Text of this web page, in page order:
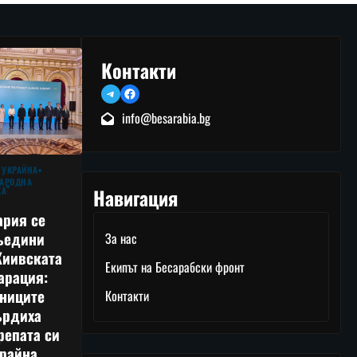
се
си
Контакти
TelegramFacebook
info@besarabia.bg
Навигация
За нас
Екипът на Бесарабски фронт
Контакти